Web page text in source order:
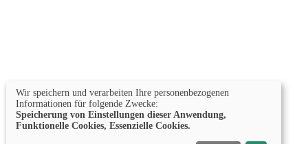
Wir speichern und verarbeiten Ihre personenbezogenen
Informationen für folgende Zwecke:
Speicherung von Einstellungen dieser Anwendung,
Funktionelle Cookies, Essenzielle Cookies.